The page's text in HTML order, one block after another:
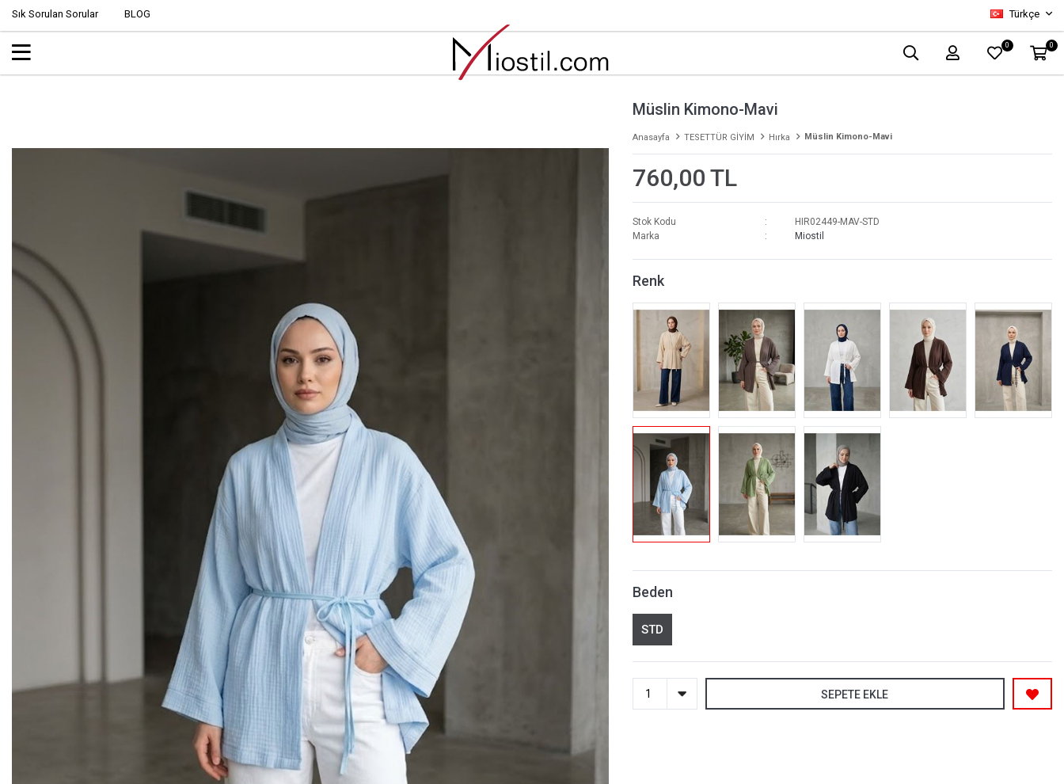
Sık Sorulan Sorular BLOG Türkçe
0 0
Müslin Kimono-Mavi
Anasayfa TESETTÜR GİYİM Hırka Müslin Kimono-Mavi
760,00 TL
Stok Kodu
HIR02449-MAV-STD
Marka
Miostil
Renk
Beden
STD
SEPETE EKLE